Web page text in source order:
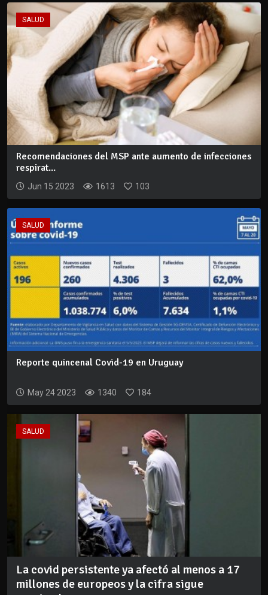
SALUD
Recomendaciones del MSP ante aumento de infecciones
respirat...
Jun 15 2023 1613 103
SALUD
Reporte quincenal Covid-19 en Uruguay
May 24 2023 1340 184
SALUD
La covid persistente ya afectó al menos a 17
millones de europeos y la cifra sigue